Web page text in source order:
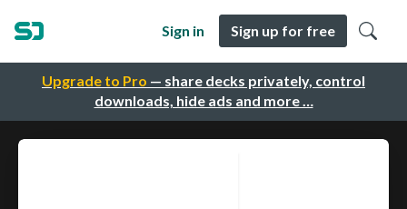
Upgrade to Pro — share decks privately, control
downloads, hide ads and more …
Sign in Sign up for free